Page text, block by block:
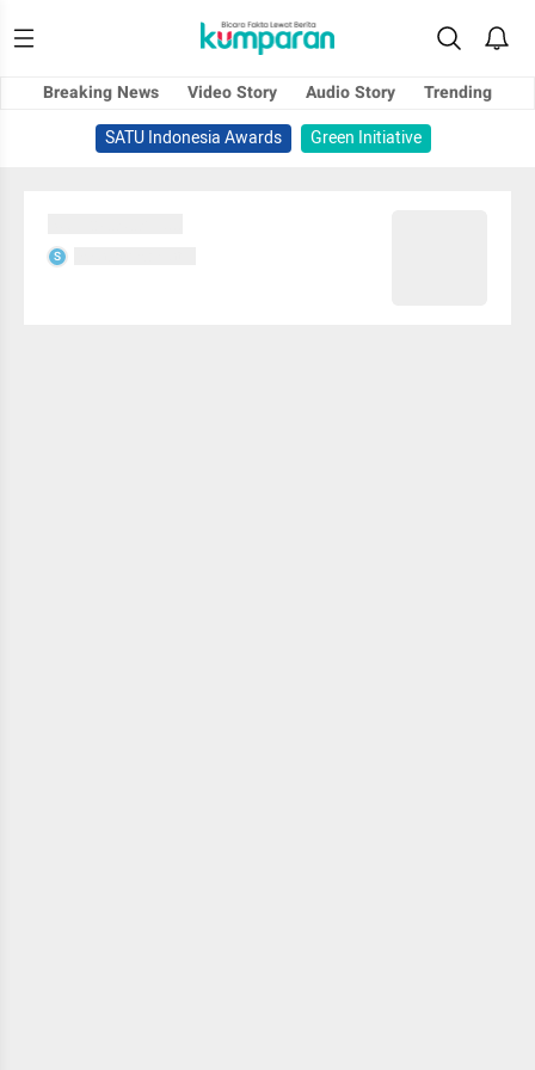
Breaking News Video Story Audio Story
Trending
SATU Indonesia Awards
Green Initiative
S